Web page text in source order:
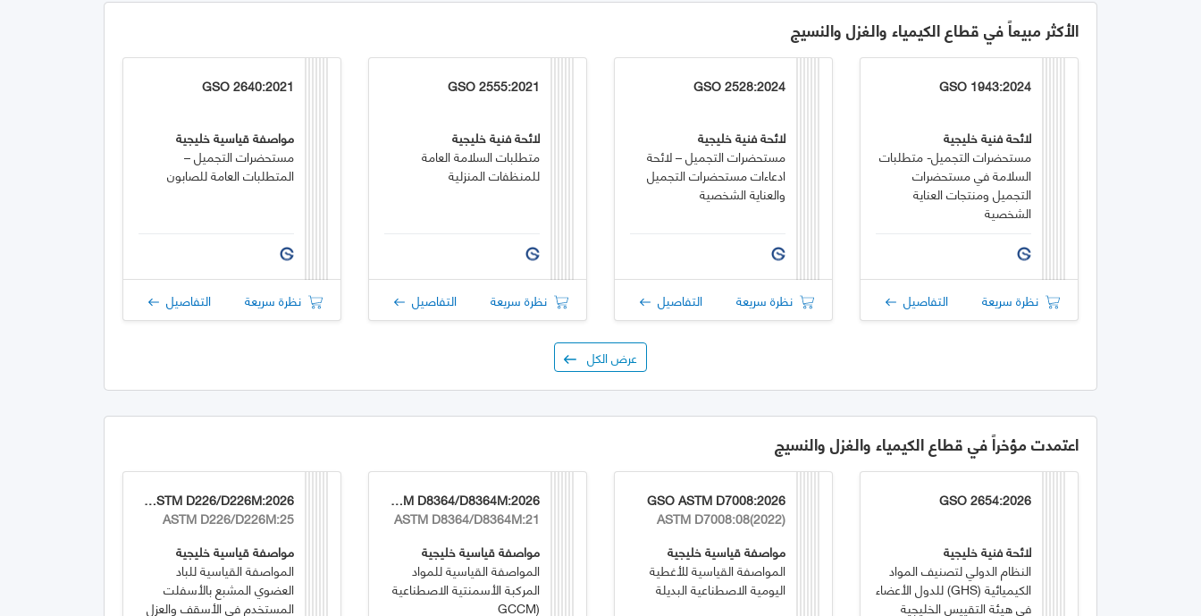
الأكثر مبيعاً في قطاع الكيمياء والغزل والنسيج
GSO 1943:2024
لائحة فنية خليجية
مستحضرات التجميل- متطلبات
السلامة في مستحضرات
التجميل ومنتجات العناية
الشخصية
نظرة سريعة التفاصيل
GSO 2528:2024
لائحة فنية خليجية
مستحضرات التجميل – لائحة
ادعاءات مستحضرات التجميل
والعناية الشخصية
نظرة سريعة التفاصيل
GSO 2555:2021
لائحة فنية خليجية
متطلبات السلامة العامة
للمنظفات المنزلية
نظرة سريعة التفاصيل
GSO 2640:2021
مواصفة قياسية خليجية
مستحضرات التجميل –
المتطلبات العامة للصابون
نظرة سريعة التفاصيل
عرض الكل
اعتمدت مؤخراً في قطاع الكيمياء والغزل والنسيج
GSO 2654:2026
لائحة فنية خليجية
النظام الدولي لتصنيف المواد
الكيميائية (GHS) للدول الأعضاء
في هيئة التقييس الخليجية
GSO ASTM D7008:2026
ASTM D7008:08(2022)
مواصفة قياسية خليجية
المواصفة القياسية للأغطية
اليومية الاصطناعية البديلة
GSO ASTM D8364/D8364M:2026
ASTM D8364/D8364M:21
مواصفة قياسية خليجية
المواصفة القياسية للمواد
المركبة الأسمنتية الاصطناعية
(GCCM
GSO ASTM D226/D226M:2026
ASTM D226/D226M:25
مواصفة قياسية خليجية
المواصفة القياسية للباد
العضوي المشبع بالأسفلت
المستخدم في الأسقف والعزل